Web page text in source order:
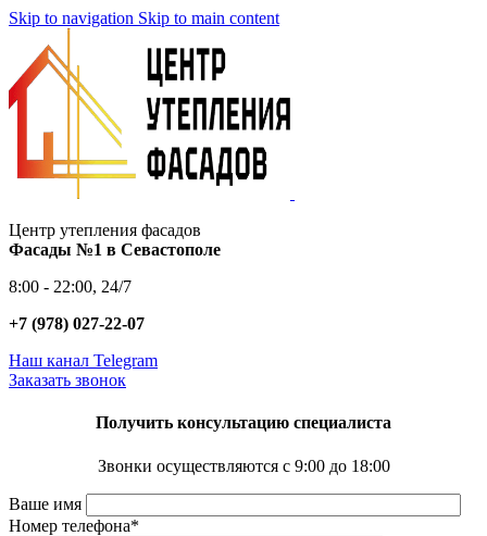
Skip to navigation Skip to main content
Центр утепления фасадов
Фасады №1 в Севастополе
8:00 - 22:00, 24/7
+7 (978) 027-22-07
Наш канал Telegram
Заказать звонок
Получить консультацию специалиста
Звонки осуществляются с 9:00 до 18:00
Ваше имя
Номер телефона*